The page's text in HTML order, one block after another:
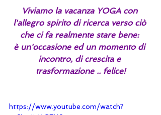
Viviamo la vacanza YOGA con
l'allegro spirito di ricerca verso ciò
che ci fa realmente stare bene:
è un'occasione ed un momento di
incontro, di crescita e
trasformazione .. felice!
https://www.youtube.com/watch?